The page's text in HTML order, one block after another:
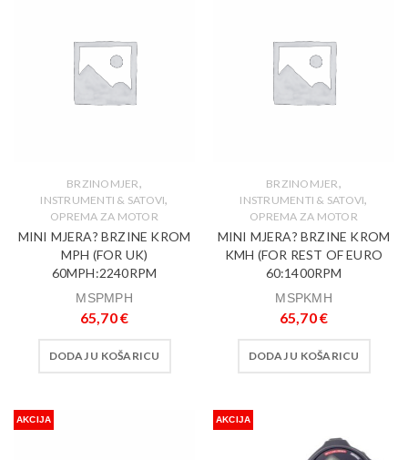
BRZINOMJER,
INSTRUMENTI & SATOVI,
OPREMA ZA MOTOR
MINI MJERA? BRZINE KROM
MPH (FOR UK)
60MPH:2240RPM
MSPMPH
65,70€
DODAJ U KOŠARICU
BRZINOMJER,
INSTRUMENTI & SATOVI,
OPREMA ZA MOTOR
MINI MJERA? BRZINE KROM
KMH (FOR REST OF EURO
60:1400RPM
MSPKMH
65,70€
DODAJ U KOŠARICU
AKCIJA AKCIJA